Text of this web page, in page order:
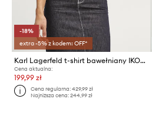
-18%
extra -5% z kodem: OFF*
Karl Lagerfeld t-shirt bawełniany IKON
Cena aktualna:
199,99 zł
Cena regularna:429,99 zł
Najniższa cena:244,99 zł